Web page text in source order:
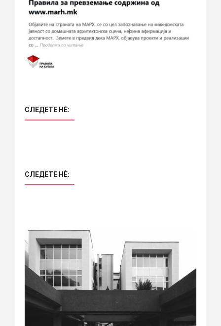
СЛЕДЕТЕ НÈ:
СЛЕДЕТЕ НÈ: